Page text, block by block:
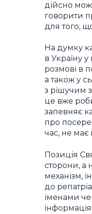
дійсно
говорити
для того,
На думку
в Україну
розмові в
а також у
з рішучим
це вже
запевняє
про
час, не має
Позиція
сторони, а
механізм,
до
іменами